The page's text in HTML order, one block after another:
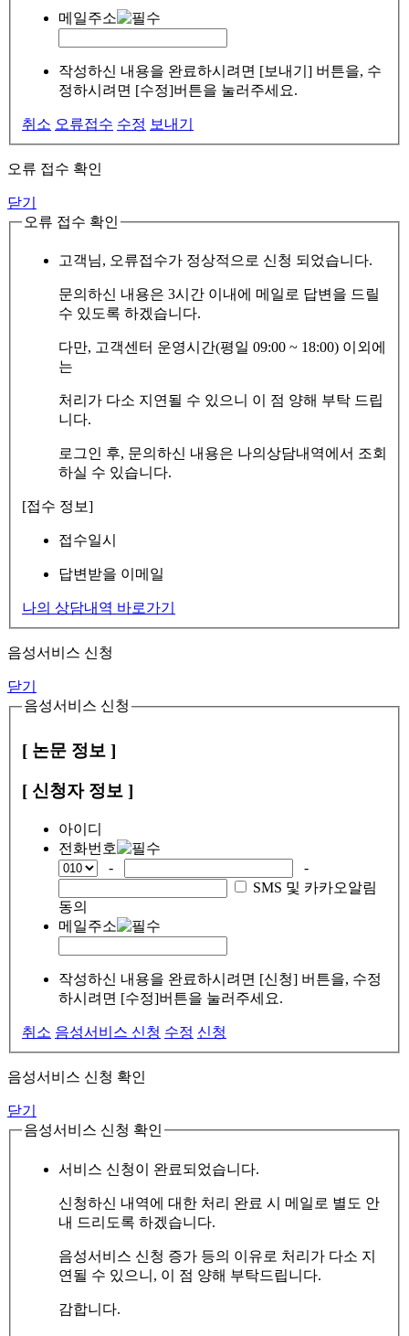
메일주소
작성하신 내용을 완료하시려면 [보내기] 버튼을, 수
정하시려면 [수정]버튼을 눌러주세요.
취소 오류접수 수정 보내기
오류 접수 확인
닫기
오류 접수 확인
고객님, 오류접수가 정상적으로 신청 되었습니다.
문의하신 내용은 3시간 이내에 메일로 답변을 드릴
수 있도록 하겠습니다.
다만, 고객센터 운영시간(평일 09:00 ~ 18:00) 이외에
는
처리가 다소 지연될 수 있으니 이 점 양해 부탁 드립
니다.
로그인 후, 문의하신 내용은 나의상담내역에서 조회
하실 수 있습니다.
[접수 정보]
접수일시
답변받을 이메일
나의 상담내역 바로가기
음성서비스 신청
닫기
음성서비스 신청
[ 논문 정보 ]
[ 신청자 정보 ]
아이디
전화번호
-
-
SMS 및 카카오알림
동의
메일주소
작성하신 내용을 완료하시려면 [신청] 버튼을, 수정
하시려면 [수정]버튼을 눌러주세요.
취소 음성서비스 신청 수정 신청
음성서비스 신청 확인
닫기
음성서비스 신청 확인
서비스 신청이 완료되었습니다.
신청하신 내역에 대한 처리 완료 시 메일로 별도 안
내 드리도록 하겠습니다.
음성서비스 신청 증가 등의 이유로 처리가 다소 지
연될 수 있으니, 이 점 양해 부탁드립니다.
감합니다.